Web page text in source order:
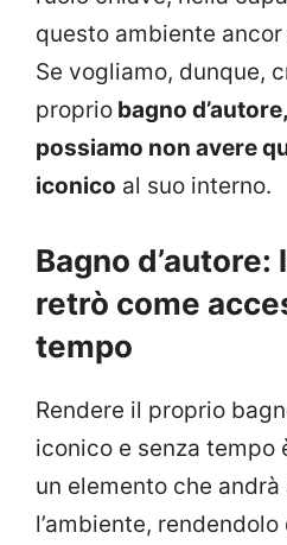
questo ambiente
Se vogliamo, dunque,
proprio bagno
possiamo non avere
iconico al suo interno.
Bagno
retrò come
tempo
Rendere il proprio
iconico e senza tempo
un elemento che
l’ambiente,